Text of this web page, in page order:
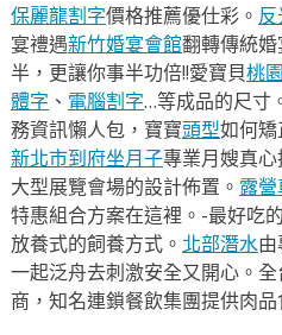
保麗龍割字價格推薦優仕彩。
宴禮遇新竹婚宴會館翻轉傳統
半，更讓你事半功倍!!愛寶貝桃
體字 、 電腦割字…等成品的尺寸
務資訊懶人包，寶寶頭型如何矯
新北市到府坐月子專業月嫂真
大型展覽會場的設計佈置。 露
特惠組合方案在這裡。-最好吃
放養式的飼養方式。 北部潛水由
一起泛舟去​刺激安全又開心。
商，知名連鎖餐飲集團提供肉